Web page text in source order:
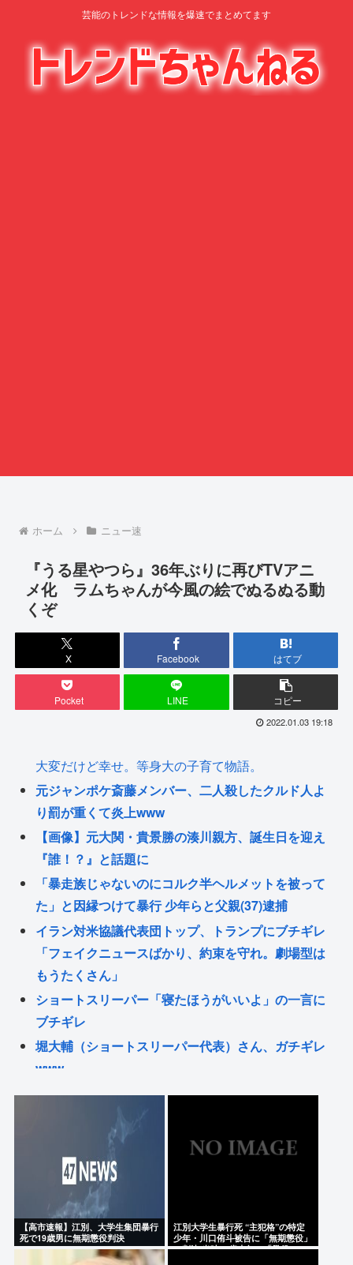
芸能のトレンドな情報を爆速でまとめてます
ホーム ニュー速
『うる星やつら』36年ぶりに再びTVアニ
メ化 ラムちゃんが今風の絵でぬるぬる動
くぞ
X Facebook はてブ
Pocket LINE コピー
2022.01.03 19:18
大変だけど幸せ。等身大の子育て物語。
元ジャンポケ斎藤メンバー、二人殺したクルド人よ
り罰が重くて炎上www
【画像】元大関・貴景勝の湊川親方、誕生日を迎え
『誰！？』と話題に
「暴走族じゃないのにコルク半ヘルメットを被って
た」と因縁つけて暴行 少年らと父親(37)逮捕
イラン対米協議代表団トップ、トランプにブチギレ
「フェイクニュースばかり、約束を守れ。劇場型は
もうたくさん」
ショートスリーパー「寝たほうがいいよ」の一言に
ブチギレ
堀大輔（ショートスリーパー代表）さん、ガチギレ
www
にじさんじvtuber、過酷な1日を公開
る「北朝鮮の記録映画かと思った。金正恩ですら盛
りすぎって言うぞ」
【ジャニーズ】光GENJI、サブスク&DL配信が解禁
デビュー39周年迎える8月19日から40周年まで1年か
けてリリース当時の日付に順次配信予定
NHK職員が出演者から性被害 異動求めるも3年認め
【高市速報】江別、大学生集団暴行
死で19歳男に無期懲役判決
江別大学生暴行死 “主犯格”の特定
少年・川口侑斗被告に「無期懲役」
の判決 当時17歳少年に「懲役30